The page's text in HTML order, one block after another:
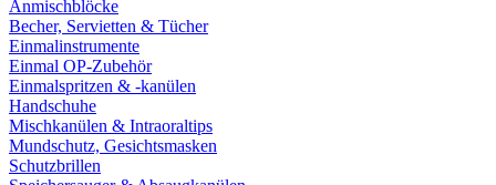
Anmischblöcke
Becher, Servietten & Tücher
Einmalinstrumente
Einmal OP-Zubehör
Einmalspritzen & -kanülen
Handschuhe
Mischkanülen & Intraoraltips
Mundschutz, Gesichtsmasken
Schutzbrillen